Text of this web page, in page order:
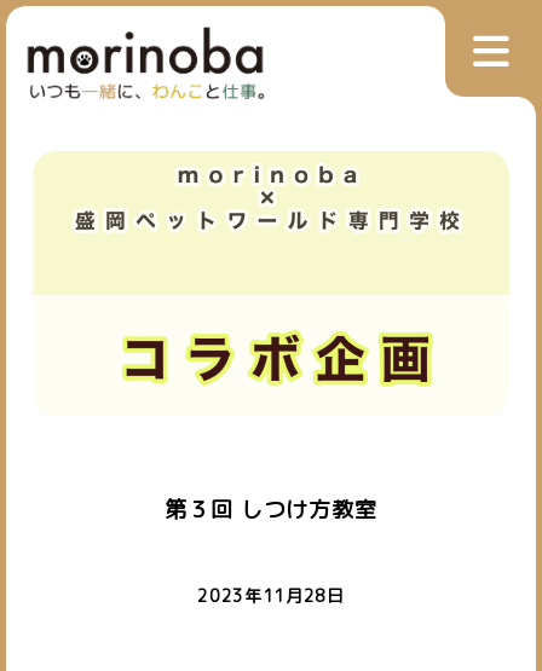
第３回 しつけ方教室
2023年11月28日